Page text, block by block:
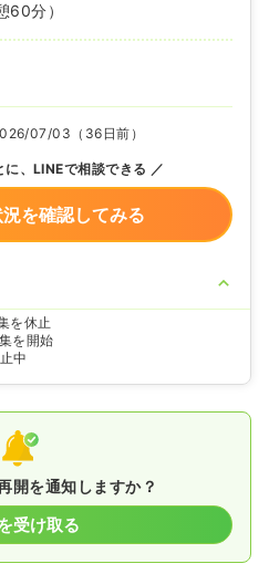
60分）
07/03（36日前）
、LINEで相談できる
を確認してみる
を休止
を開始
中
開を通知しますか？
受け取る